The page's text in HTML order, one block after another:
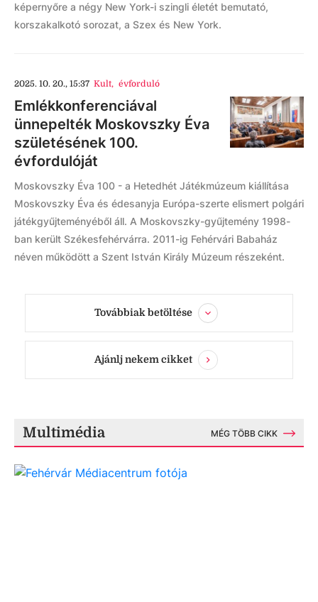
képernyőre a négy New York-i szingli életét bemutató,
korszakalkotó sorozat, a Szex és New York.
2025. 10. 20., 15:37 Kult, évforduló
Emlékkonferenciával
ünnepelték Moskovszky Éva
születésének 100.
évfordulóját
Moskovszky Éva 100 - a Hetedhét Játékmúzeum kiállítása
Moskovszky Éva és édesanyja Európa-szerte elismert polgári
játékgyűjteményéből áll. A Moskovszky-gyűjtemény 1998-
ban került Székesfehérvárra. 2011-ig Fehérvári Babaház
néven működött a Szent István Király Múzeum részeként.
Továbbiak betöltése
Ajánlj nekem cikket
Multimédia MÉG TÖBB CIKK